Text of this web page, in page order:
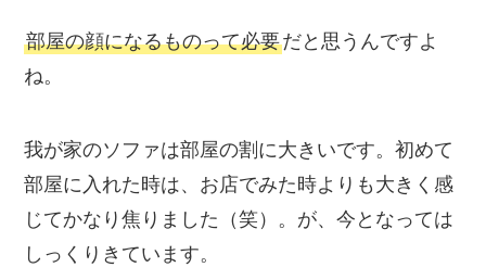
部屋の顔になるものって必要だと思うんですよ
ね。
我が家のソファは部屋の割に大きいです。初めて
部屋に入れた時は、お店でみた時よりも大きく感
じてかなり焦りました（笑）。が、今となっては
しっくりきています。